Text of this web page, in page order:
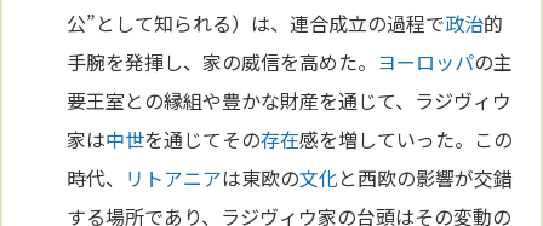
公”として知られる）は、連合成立の過程で政治的
手腕を発揮し、家の威信を高めた。 ヨーロッパの主
要王室との縁組や豊かな財産を通じて、ラジヴィウ
家は中世を通じてその存在感を増していった。この
時代、 リトアニアは東欧の文化と西欧の影響が交錯
する場所であり、ラジヴィウ家の台頭はその変動の